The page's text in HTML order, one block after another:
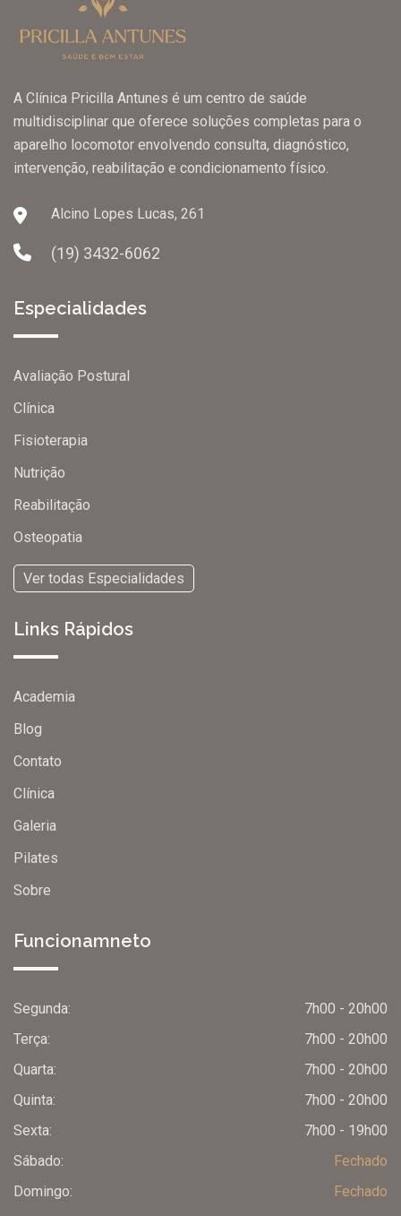
A Clínica Pricilla Antunes é um centro de saúde
multidisciplinar que oferece soluções completas para o
aparelho locomotor envolvendo consulta, diagnóstico,
intervenção, reabilitação e condicionamento físico.
Alcino Lopes Lucas, 261
(19) 3432-6062
Especialidades
Avaliação Postural
Clínica
Fisioterapia
Nutrição
Reabilitação
Osteopatia
Ver todas Especialidades
Links Rápidos
Academia
Blog
Contato
Clínica
Galeria
Pilates
Sobre
Funcionamneto
Segunda:
7h00 - 20h00
Terça:
7h00 - 20h00
Quarta:
7h00 - 20h00
Quinta:
7h00 - 20h00
Sexta:
7h00 - 19h00
Sábado:
Fechado
Domingo:
Fechado